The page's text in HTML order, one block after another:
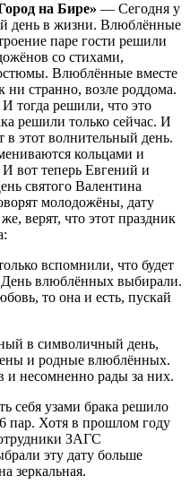
на Бире» — Сегодня у
день в жизни. Влюблённые
паре гости решили
со стихами,
Влюблённые вместе
ни странно, возле роддома.
тогда решили, что это
решили только сейчас. И
этот волнительный день.
кольцами и
И вот теперь Евгений и
святого Валентина
молодожёны, дату
верят, что этот праздник
вспомнили, что будет
День влюблённых выбирали.
то она и есть, пускай
в символичный день,
и родные влюблённых.
несомненно рады за них.
себя узами брака решило
пар. Хотя в прошлом году
ЗАГС
эту дату больше
зеркальная.